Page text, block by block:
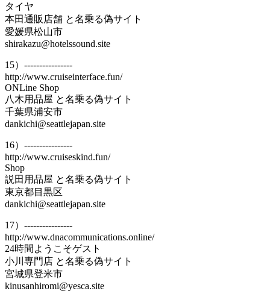
タイヤ
本田通販店舗 と名乗る偽サイト
愛媛県松山市
shirakazu@hotelssound.site
15）----------------
http://www.cruiseinterface.fun/
ONLine Shop
八木用品屋 と名乗る偽サイト
千葉県浦安市
dankichi@seattlejapan.site
16）----------------
http://www.cruiseskind.fun/
Shop
説田用品屋 と名乗る偽サイト
東京都目黒区
dankichi@seattlejapan.site
17）----------------
http://www.dnacommunications.online/
24時間ようこそゲスト
小川専門店 と名乗る偽サイト
宮城県登米市
kinusanhiromi@yesca.site